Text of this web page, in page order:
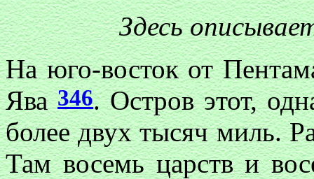
Здесь
На юго-восток от
Ява346. Остров этот,
более двух тысяч миль.
Там восемь царств и